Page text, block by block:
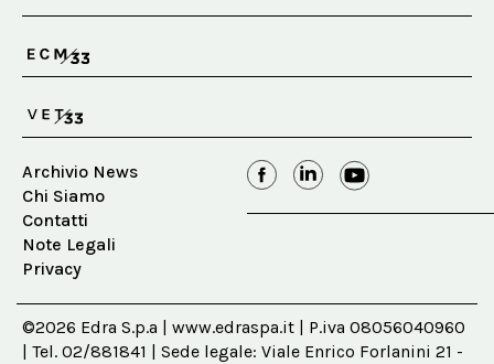
Archivio News
Chi Siamo
Contatti
Note Legali
Privacy
©2026 Edra S.p.a | www.edraspa.it | P.iva 08056040960
| Tel. 02/881841 | Sede legale: Viale Enrico Forlanini 21 -